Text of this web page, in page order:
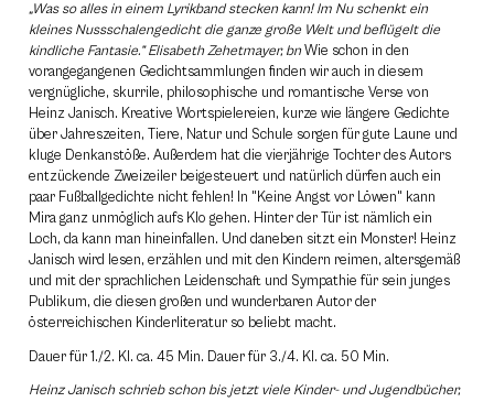
„Was so alles in einem Lyrikband stecken kann! Im Nu schenkt ein
kleines Nussschalengedicht die ganze große Welt und beflügelt die
kindliche Fantasie.” Elisabeth Zehetmayer, bnWie schon in den
vorangegangenen Gedichtsammlungen finden wir auch in diesem
vergnügliche, skurrile, philosophische und romantische Verse von
Heinz Janisch. Kreative Wortspielereien, kurze wie längere Gedichte
über Jahreszeiten, Tiere, Natur und Schule sorgen für gute Laune und
kluge Denkanstöße. Außerdem hat die vierjährige Tochter des Autors
entzückende Zweizeiler beigesteuert und natürlich dürfen auch ein
paar Fußballgedichte nicht fehlen! In "Keine Angst vor Löwen" kann
Mira ganz unmöglich aufs Klo gehen. Hinter der Tür ist nämlich ein
Loch, da kann man hineinfallen. Und daneben sitzt ein Monster! Heinz
Janisch wird lesen, erzählen und mit den Kindern reimen, altersgemäß
und mit der sprachlichen Leidenschaft und Sympathie für sein junges
Publikum, die diesen großen und wunderbaren Autor der
österreichischen Kinderliteratur so beliebt macht.
Dauer für 1./2. Kl. ca. 45 Min. Dauer für 3./4. Kl. ca. 50 Min.
Heinz Janisch schrieb schon bis jetzt viele Kinder- und Jugendbücher,